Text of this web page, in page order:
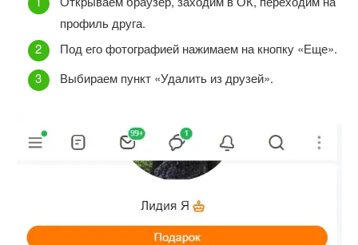
профиль друга.
Под его фотографией нажимаем на кнопку «Еще».
Выбираем пункт «Удалить из друзей».